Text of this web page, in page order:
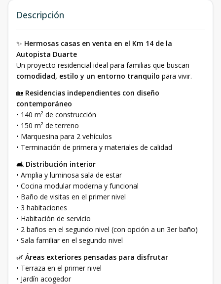
Descripción
✨ Hermosas casas en venta en el Km 14 de la
Autopista Duarte
Un proyecto residencial ideal para familias que buscan
comodidad, estilo y un entorno tranquilo para vivir.
🏡 Residencias independientes con diseño
contemporáneo
• 140 m² de construcción
• 150 m² de terreno
• Marquesina para 2 vehículos
• Terminación de primera y materiales de calidad
🛋️ Distribución interior
• Amplia y luminosa sala de estar
• Cocina modular moderna y funcional
• Baño de visitas en el primer nivel
• 3 habitaciones
• Habitación de servicio
• 2 baños en el segundo nivel (con opción a un 3er baño)
• Sala familiar en el segundo nivel
🌿 Áreas exteriores pensadas para disfrutar
• Terraza en el primer nivel
• Jardín acogedor